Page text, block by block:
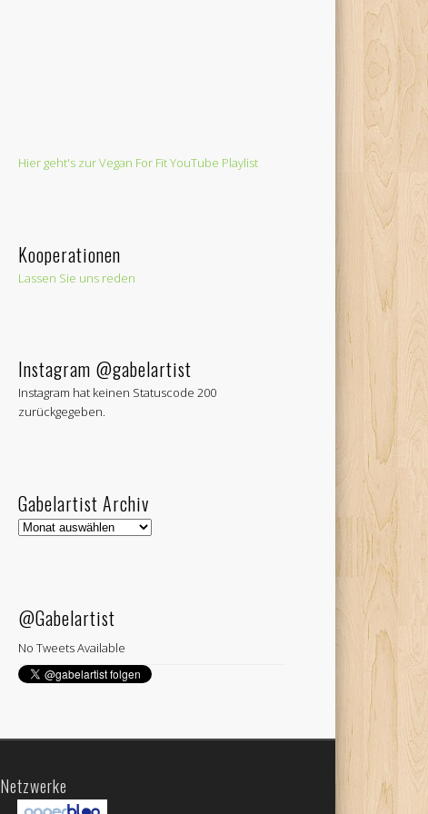
Hier geht's zur Vegan For Fit YouTube Playlist
Kooperationen
Lassen Sie uns reden
Instagram @gabelartist
Instagram hat keinen Statuscode 200
zurückgegeben.
Gabelartist Archiv
Gabelartist
@Gabelartist
No Tweets Available
Netzwerke